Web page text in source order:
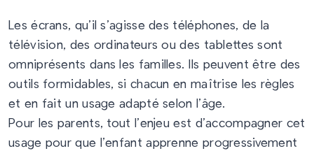
Les écrans, qu’il s’agisse des téléphones, de la
télévision, des ordinateurs ou des tablettes sont
omniprésents dans les familles. Ils peuvent être des
outils formidables, si chacun en maîtrise les règles
et en fait un usage adapté selon l’âge.
Pour les parents, tout l’enjeu est d’accompagner cet
usage pour que l’enfant apprenne progressivement